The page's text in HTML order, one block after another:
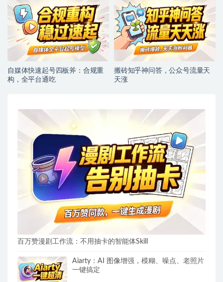
自媒体快速起号四板斧：合规重
构，全平台通吃
搬砖知乎神问答，公众号流量天
天涨
百万赞漫剧工作流：不用抽卡的智能体Skill
Aiarty：AI 图像增强，模糊、噪点、老照片
一键搞定